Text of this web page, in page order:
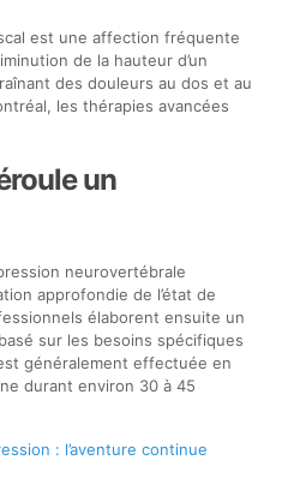
est une affection fréquente
de la hauteur d’un
des douleurs au dos et au
les thérapies avancées
un
neurovertébrale
approfondie de l’état de
élaborent ensuite un
sur les besoins spécifiques
généralement effectuée en
durant environ 30 à 45
: l’aventure continue